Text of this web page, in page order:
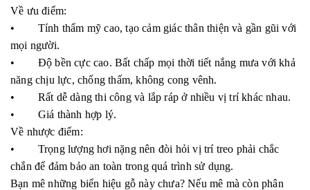
Về ưu điểm:
• Tính thẩm mỹ cao, tạo cảm giác thân thiện và gần gũi với
mọi người.
• Độ bền cực cao. Bất chấp mọi thời tiết nắng mưa với khả
năng chịu lực, chống thấm, không cong vênh.
• Rất dễ dàng thi công và lắp ráp ở nhiều vị trí khác nhau.
• Giá thành hợp lý.
Về nhược điểm:
• Trọng lượng hơi nặng nên đòi hỏi vị trí treo phải chắc
chắn để đảm bảo an toàn trong quá trình sử dụng.
Bạn mê những biển hiệu gỗ này chưa? Nếu mê mà còn phân